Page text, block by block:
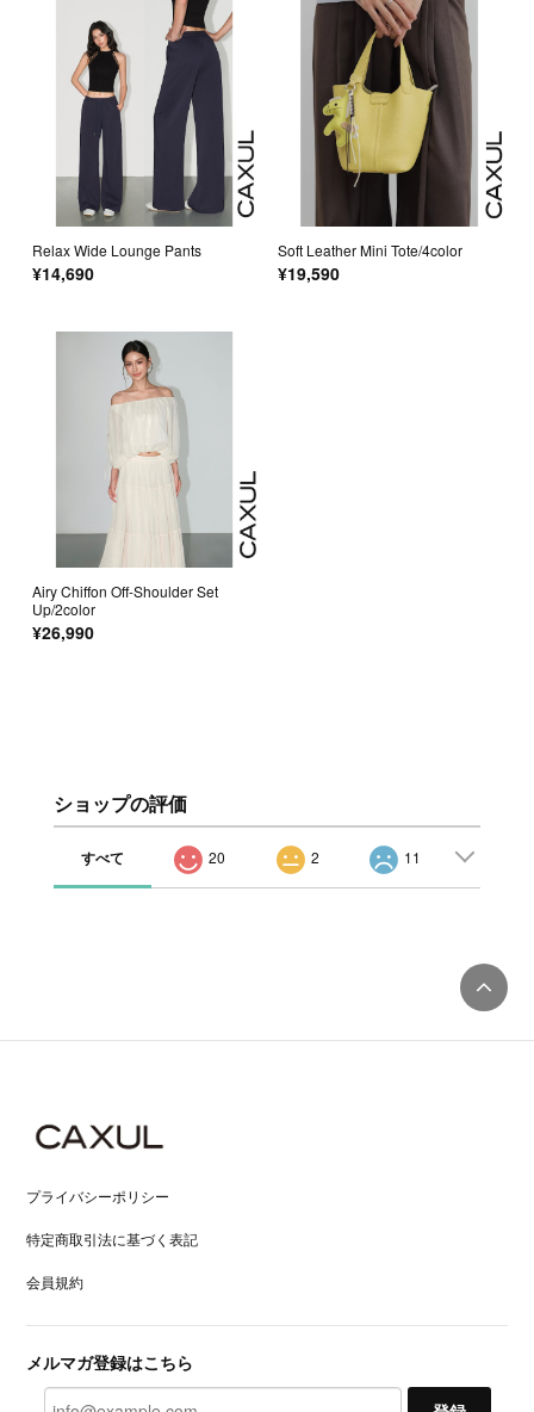
Relax Wide Lounge Pants
¥14,690
Soft Leather Mini Tote/4color
¥19,590
Airy Chiffon Off-Shoulder Set
Up/2color
¥26,990
ショップの評価
すべて 20 2 11
プライバシーポリシー
特定商取引法に基づく表記
会員規約
メルマガ登録はこちら